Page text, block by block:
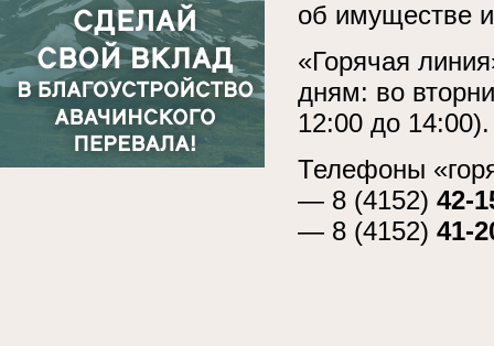
об имуществе и
«Горячая
дням: во
12:00 до 14:00).
Телефоны
— 8 (4152) 42-
— 8 (4152) 41-